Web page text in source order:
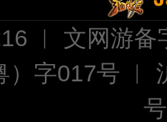
︱ 文网游
字017号 ︱